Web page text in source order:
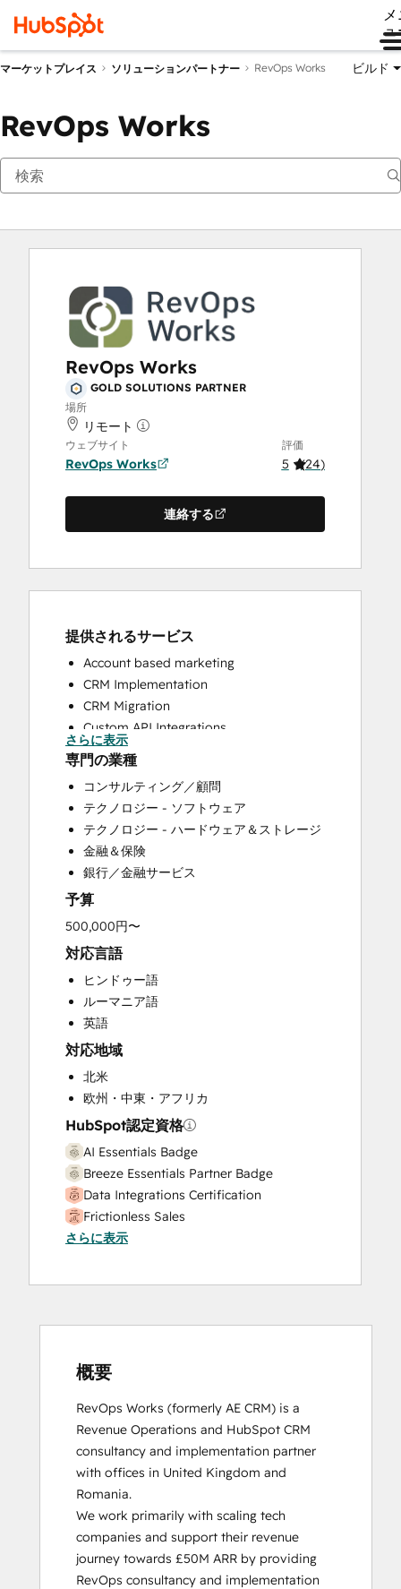
ュ
マーケットプレイス ソリューションパートナー RevOps Works ビルド
RevOps Works
RevOps Works
GOLD SOLUTIONS PARTNER
場所
リモート
ウェブサイト
RevOps Works
評価
5 (24)
連絡する
提供されるサービス
Account based marketing
CRM Implementation
CRM Migration
Custom API Integrations
Customer Marketing
Customer Success Training
Customer Support Training
Customer Survey and Analysis
Email Marketing
Full Inbound Marketing Services
Help Desk Implementation
HubSpot Onboarding
Knowledge Base Development
Marketing Hub Enterprise Onboarding
Marketing Hub Professional Onboarding
Programmable Automation
Sales and Marketing Alignment
Sales Coaching and Training
Sales Enablement
Sales Hub Enterprise Onboarding
Sales Hub Professional Onboarding
Service Hub Enterprise Onboarding
Service Hub Professional Onboarding
さらに表示
専門の業種
コンサルティング／顧問
テクノロジー - ソフトウェア
テクノロジー - ハードウェア＆ストレージ
金融＆保険
銀行／金融サービス
予算
500,000円〜
対応言語
ヒンドゥー語
ルーマニア語
英語
対応地域
北米
欧州・中東・アフリカ
HubSpot認定資格
AI Essentials Badge
Breeze Essentials Partner Badge
Data Integrations Certification
Frictionless Sales
HubSpot Sales Hub Software
HubSpot Solutions Partner
Inbound Sales
Service Hub Software
さらに表示
概要
RevOps Works (formerly AE CRM) is a
Revenue Operations and HubSpot CRM
consultancy and implementation partner
with offices in United Kingdom and
Romania.
We work primarily with scaling tech
companies and support their revenue
journey towards £50M ARR by providing
RevOps consultancy and implementation